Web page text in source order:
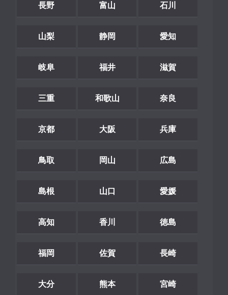
長野 富山 石川
山梨 静岡 愛知
岐阜 福井 滋賀
三重 和歌山 奈良
京都 大阪 兵庫
鳥取 岡山 広島
島根 山口 愛媛
高知 香川 徳島
福岡 佐賀 長崎
大分 熊本 宮崎